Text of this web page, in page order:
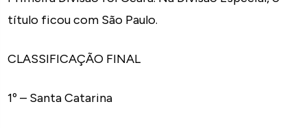
título ficou com São Paulo.
CLASSIFICAÇÃO FINAL
1º – Santa Catarina